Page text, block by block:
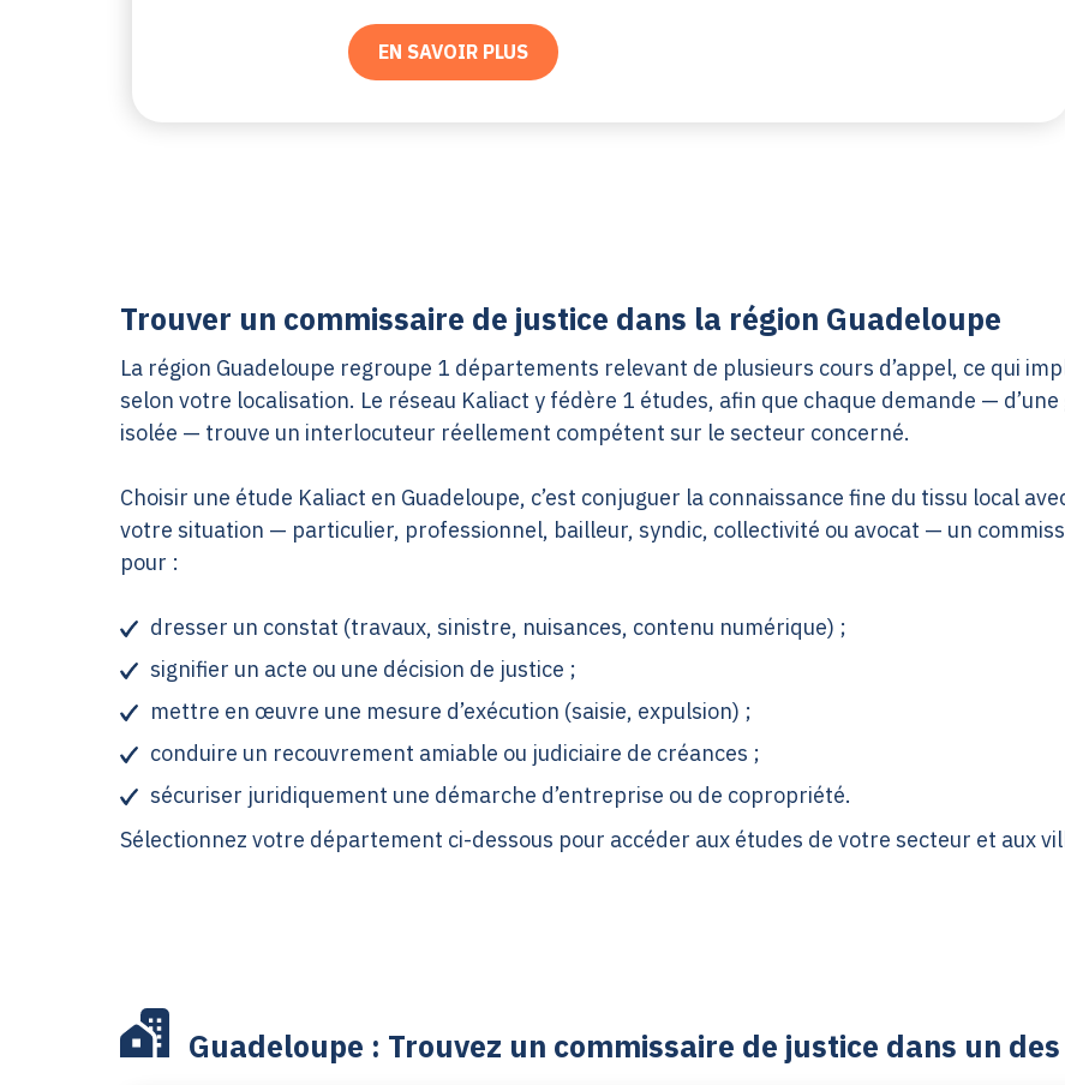
EN SAVOIR PLUS
Trouver un commissaire de justice dans la région Guadeloupe
La région Guadeloupe regroupe 1 départements relevant de plusieurs cours d’appel, ce qui
selon votre localisation. Le réseau Kaliact y fédère 1 études, afin que chaque demande —
isolée — trouve un interlocuteur réellement compétent sur le secteur concerné.
Choisir une étude Kaliact en Guadeloupe, c’est conjuguer la connaissance fine du tissu local
votre situation — particulier, professionnel, bailleur, syndic, collectivité ou avocat — un
pour :
dresser un constat (travaux, sinistre, nuisances, contenu numérique) ;
signifier un acte ou une décision de justice ;
mettre en œuvre une mesure d’exécution (saisie, expulsion) ;
conduire un recouvrement amiable ou judiciaire de créances ;
sécuriser juridiquement une démarche d’entreprise ou de copropriété.
Sélectionnez votre département ci-dessous pour accéder aux études de votre secteur et aux
Guadeloupe : Trouvez un commissaire de justice dans un